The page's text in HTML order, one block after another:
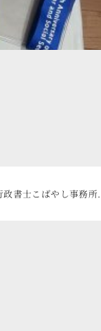
書士こばやし事務所.